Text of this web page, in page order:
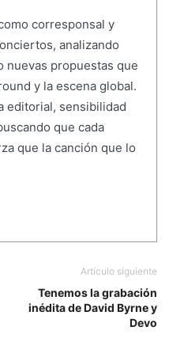
corresponsal y
analizando
nuevas propuestas que
y la escena global.
editorial, sensibilidad
que cada
que la canción que lo
Artículo siguiente
Tenemos la grabación
inédita de David Byrne y
Devo